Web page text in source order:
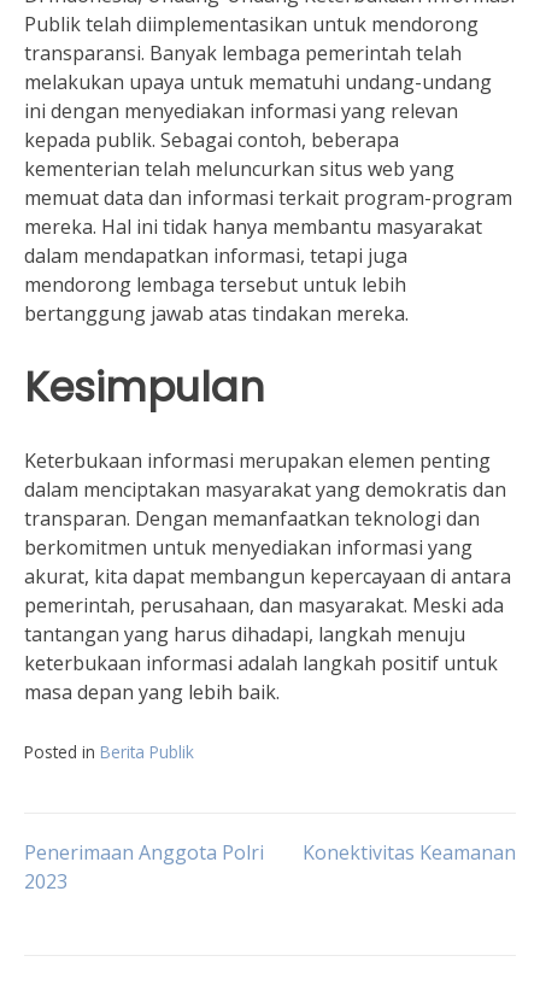
Publik telah diimplementasikan untuk mendorong
transparansi. Banyak lembaga pemerintah telah
melakukan upaya untuk mematuhi undang-undang
ini dengan menyediakan informasi yang relevan
kepada publik. Sebagai contoh, beberapa
kementerian telah meluncurkan situs web yang
memuat data dan informasi terkait program-program
mereka. Hal ini tidak hanya membantu masyarakat
dalam mendapatkan informasi, tetapi juga
mendorong lembaga tersebut untuk lebih
bertanggung jawab atas tindakan mereka.
Kesimpulan
Keterbukaan informasi merupakan elemen penting
dalam menciptakan masyarakat yang demokratis dan
transparan. Dengan memanfaatkan teknologi dan
berkomitmen untuk menyediakan informasi yang
akurat, kita dapat membangun kepercayaan di antara
pemerintah, perusahaan, dan masyarakat. Meski ada
tantangan yang harus dihadapi, langkah menuju
keterbukaan informasi adalah langkah positif untuk
masa depan yang lebih baik.
Posted in Berita Publik
Post
Penerimaan Anggota Polri
2023
Konektivitas Keamanan